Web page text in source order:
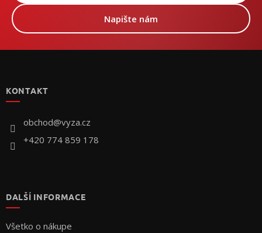
Napište nám
KONTAKT
obchod@vyza.cz
+420 774 859 178
DALŠÍ INFORMACE
Všetko o nákupe